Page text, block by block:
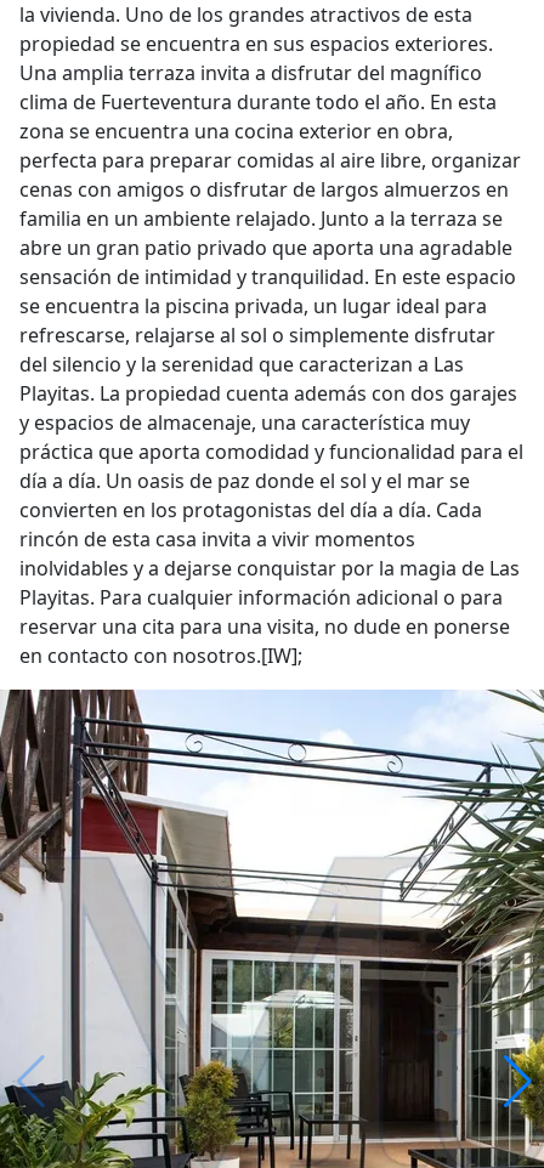
la vivienda. Uno de los grandes atractivos de esta
propiedad se encuentra en sus espacios exteriores.
Una amplia terraza invita a disfrutar del magnífico
clima de Fuerteventura durante todo el año. En esta
zona se encuentra una cocina exterior en obra,
perfecta para preparar comidas al aire libre, organizar
cenas con amigos o disfrutar de largos almuerzos en
familia en un ambiente relajado. Junto a la terraza se
abre un gran patio privado que aporta una agradable
sensación de intimidad y tranquilidad. En este espacio
se encuentra la piscina privada, un lugar ideal para
refrescarse, relajarse al sol o simplemente disfrutar
del silencio y la serenidad que caracterizan a Las
Playitas. La propiedad cuenta además con dos garajes
y espacios de almacenaje, una característica muy
práctica que aporta comodidad y funcionalidad para el
día a día. Un oasis de paz donde el sol y el mar se
convierten en los protagonistas del día a día. Cada
rincón de esta casa invita a vivir momentos
inolvidables y a dejarse conquistar por la magia de Las
Playitas. Para cualquier información adicional o para
reservar una cita para una visita, no dude en ponerse
en contacto con nosotros.[IW];